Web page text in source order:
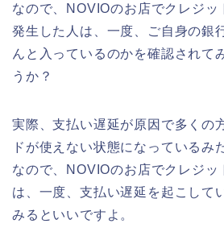
なので、NOVIOのお店でクレジッ
発生した人は、一度、ご自身の銀
んと入っているのかを確認されて
うか？
実際、支払い遅延が原因で多くの
ドが使えない状態になっているみ
なので、NOVIOのお店でクレジッ
は、一度、支払い遅延を起こして
みるといいですよ。